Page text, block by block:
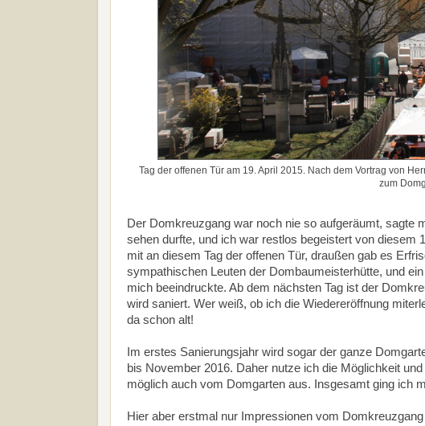
Tag der offenen Tür am 19. April 2015. Nach dem Vortrag von
zum
Der Domkreuzgang war noch nie so aufgeräumt, sagte
sehen durfte, und ich war restlos begeistert von diesem
mit an diesem Tag der offenen Tür, draußen gab es
sympathischen Leuten der Dombaumeisterhütte, und
mich beeindruckte. Ab dem nächsten Tag ist der
wird saniert. Wer weiß, ob ich die Wiedereröffnung
da schon alt!
Im erstes Sanierungsjahr wird sogar der ganze
bis November 2016. Daher nutze ich die Möglichkeit
möglich auch vom Domgarten aus. Insgesamt ging ich
Hier aber erstmal nur Impressionen vom